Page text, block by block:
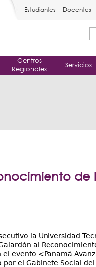
de
Estudiantes Docentes
Centros
Regionales
Servicios
de
la Universidad
al
el evento <Panamá
por el Gabinete Social